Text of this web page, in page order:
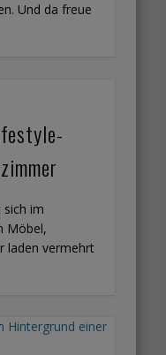
Und da freue
sich im
Möbel,
laden vermehrt